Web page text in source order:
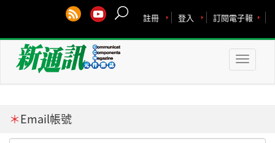
訂閱電子報
登入
註冊
Toggle
＊Email帳號